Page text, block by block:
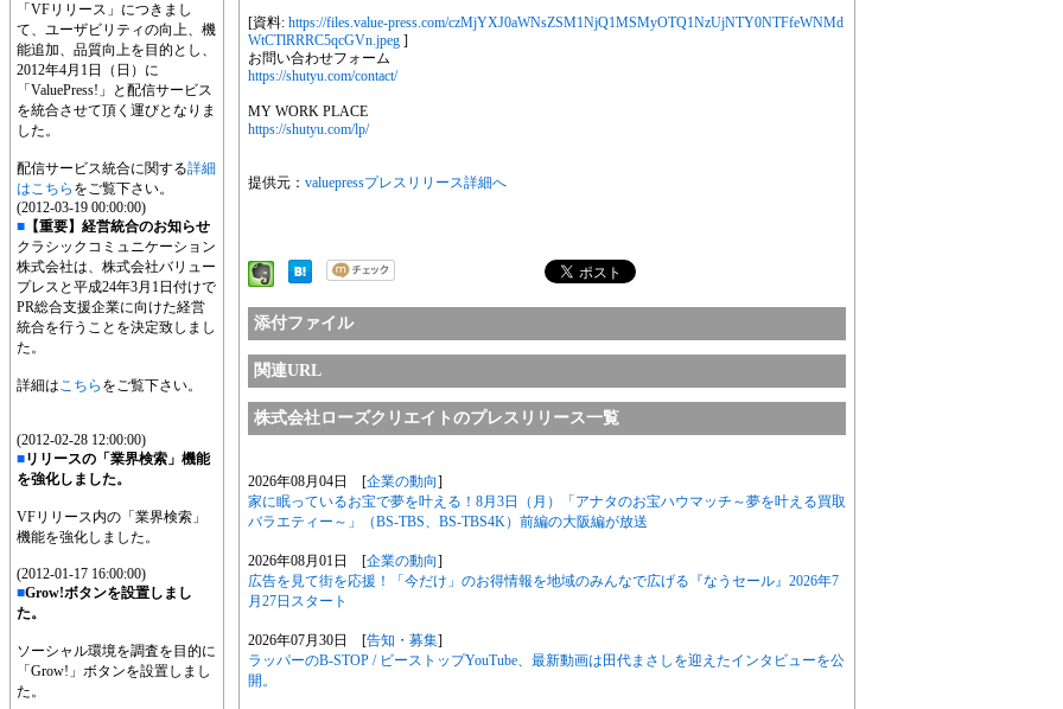
「VFリリース」につきまし
て、ユーザビリティの向上、機
能追加、品質向上を目的とし、
2012年4月1日（日）に
「ValuePress!」と配信サービス
を統合させて頂く運びとなりま
した。
配信サービス統合に関する詳細
はこちら をご覧下さい。
(2012-03-19 00:00:00)
■ 【重要】経営統合のお知らせ
クラシックコミュニケーション
株式会社は、株式会社バリュー
プレスと平成24年3月1日付けで
PR総合支援企業に向けた経営
統合を行うことを決定致しまし
た。
詳細はこちら をご覧下さい。
(2012-02-28 12:00:00)
■リリースの「業界検索」機能
を強化しました。
VFリリース内の「業界検索」
機能を強化しました。
(2012-01-17 16:00:00)
■Grow!ボタンを設置しまし
た。
ソーシャル環境を調査を目的に
「Grow!」ボタンを設置しまし
た。
[資料: https://files.value-press.com/czMjYXJ0aWNsZSM1NjQ1MSMyOTQ1NzUjNTY0NTFfeWNMd
WtCTlRRRC5qcGVn.jpeg ]
お問い合わせフォーム
https://shutyu.com/contact/
MY WORK PLACE
https://shutyu.com/lp/
提供元： valuepressプレスリリース詳細へ
添付ファイル
関連URL
株式会社ローズクリエイトのプレスリリース一覧
2026年08月04日 [企業の動向]
家に眠っているお宝で夢を叶える！8月3日（月）「アナタのお宝ハウマッチ～夢を叶える買取
バラエティー～」（BS-TBS、BS-TBS4K）前編の大阪編が放送
2026年08月01日 [企業の動向]
広告を見て街を応援！「今だけ」のお得情報を地域のみんなで広げる『なうセール』2026年7
月27日スタート
2026年07月30日 [告知・募集]
ラッパーのB-STOP / ビーストップYouTube、最新動画は田代まさしを迎えたインタビューを公
開。